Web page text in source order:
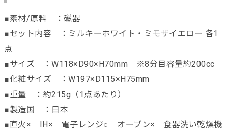
■素材/原料 ：磁器
■セット内容 ：ミルキーホワイト・ミモザイエロー 各1
点
■サイズ ：W118×D90×H70mm ※8分目容量約200cc
■化粧サイズ ：W197×D115×H75mm
■重量 ：約215g（1点あたり）
■製造国 ：日本
■直火× IH× 電子レンジ○ オーブン× 食器洗い乾燥機